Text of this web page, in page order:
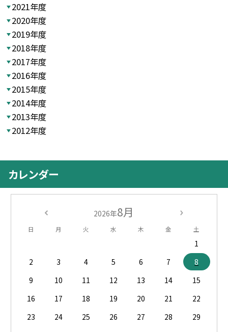
2021年度
2020年度
2019年度
2018年度
2017年度
2016年度
2015年度
2014年度
2013年度
2012年度
カレンダー
2026年8月
日 月 火 水 木 金 土
1
2
3 4 5 6 7
8
9
10 11 12 13 14
15
16
17 18 19 20 21
22
23
24 25 26 27 28
29